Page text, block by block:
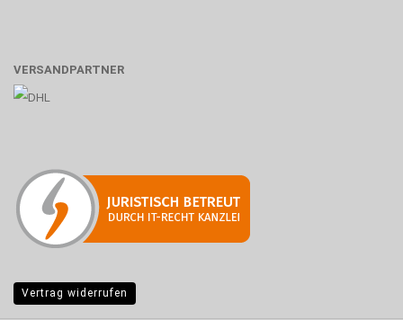
VERSANDPARTNER
Vertrag widerrufen